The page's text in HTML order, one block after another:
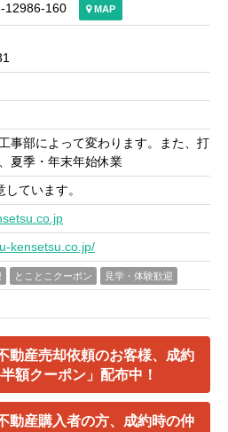
12986-160 MAP
事部によって変わります。また、打
夏季・年末年始休業
ています。
kensetsu.co.jp/
とことこクーポン 見学・体験歓迎
動産売却依頼のお客様、成約
額クーポン」配布中！
動産購入者の方、成約時の仲